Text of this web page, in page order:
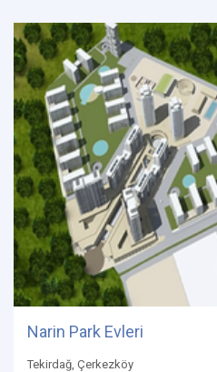
Narin Park Evleri
Tekirdağ, Çerkezköy